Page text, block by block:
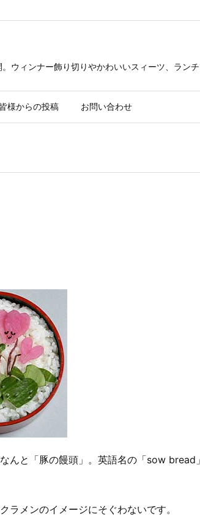
ウィンナー飾り切りやかわいいスィーツ、ラン
皆様からの投稿 お問い合わせ
んと「豚の饅頭」。英語名の「sow bread
ラメンのイメージにそぐわないです。